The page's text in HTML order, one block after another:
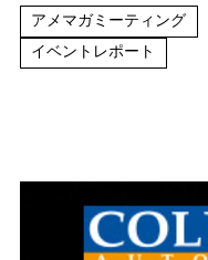
アメマガミーティング
イベントレポート